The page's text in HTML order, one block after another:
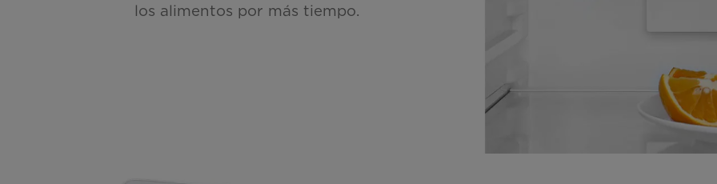
los alimentos por más tiempo.